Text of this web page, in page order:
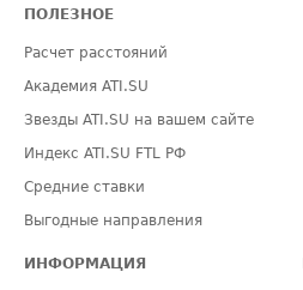
ПОЛЕЗНОЕ
Расчет расстояний
Академия ATI.SU
Звезды ATI.SU на вашем сайте
Индекс ATI.SU FTL РФ
Средние ставки
Выгодные направления
ИНФОРМАЦИЯ